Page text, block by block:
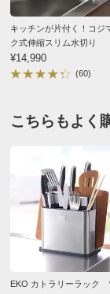
■生産国：中国
ものを見つけ
2024/02/12
などを水切りす
2023/02/24
キッチンが片付く！コジ
ク式伸縮スリム水切り
¥14,990
(60)
こちらもよく
EKO カトラリーラック